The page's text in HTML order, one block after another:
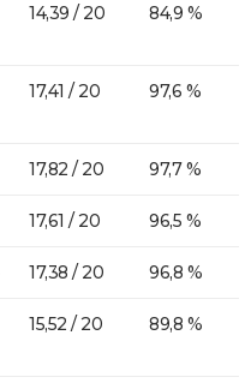
14,39 / 20 84,9 %
17,41 / 20 97,6 %
17,82 / 20 97,7 %
17,61 / 20 96,5 %
17,38 / 20 96,8 %
15,52 / 20 89,8 %